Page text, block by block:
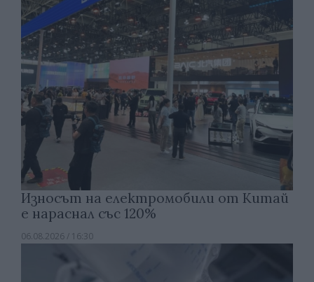
Износът на електромобили от Китай
е нараснал със 120%
06.08.2026 / 16:30